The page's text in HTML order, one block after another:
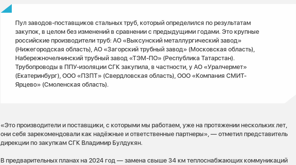
Пул заводов-поставщиков стальных труб, который определился по результатам
закупок, в целом без изменений в сравнении с предыдущими годами. Это крупные
российские производители труб: АО «Выксунский металлургический завод»
(Нижегородская область), АО «Загорский трубный завод» (Московская область),
Набережночелнинский трубный завод «ТЭМ-ПО» (Республика Татарстан).
Трубопроводы в ППУ-изоляции СГК закупила, в частности, у АО «Уралчермет»
(Екатеринбург), ООО «ПЗПТ» (Свердловская область), ООО «Компания СМИТ-
Ярцево» (Смоленская область).
«Это производители и поставщики, с которыми мы работаем, уже на протяжении нескольких лет,
они себя зарекомендовали как надёжные и ответственные партнеры», — отметил представитель
дирекции по закупкам СГК Владимир Булдукян.
В предварительных планах на 2024 год — замена свыше 34 км теплоснабжающих коммуникаций